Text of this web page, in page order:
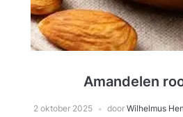
Amandelen
2 oktober 2025 door Wilhelmus